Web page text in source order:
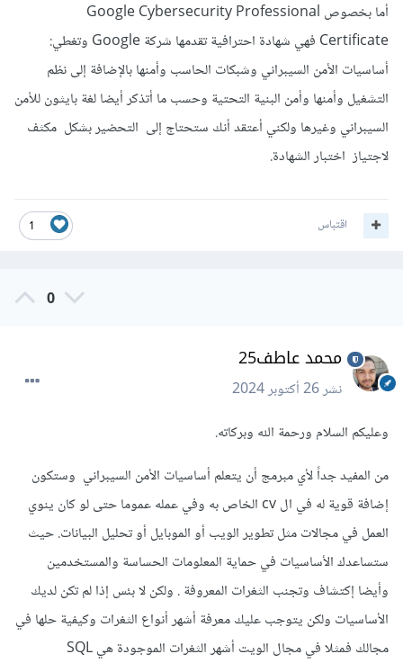
أما بخصوص Google Cybersecurity Professional
Certificate فهي شهادة احترافية تقدمها شركة Google وتغطي:
أساسيات الأمن السيبراني وشبكات الحاسب وأمنها بالإضافة إلى نظم
التشغيل وأمنها وأمن البنية التحتية وحسب ما أتذكر أيضا لغة بايثون للأمن
السيبراني وغيرها ولكني أعتقد أنك ستحتاج إلى التحضير بشكل مكثف
لاجتياز اختبار الشهادة.
1 اقتباس
0
محمد عاطف25
نشر26 أكتوبر 2024
وعليكم السلام ورحمة الله وبركاته.
من المفيد جداً لأي مبرمج أن يتعلم أساسيات الأمن السيبراني وستكون
إضافة قوية له في ال cv الخاص به وفي عمله عموما حتى لو كان ينوي
العمل في مجالات مثل تطوير الويب أو الموبايل أو تحليل البيانات. حيث
ستساعدك الأساسيات في حماية المعلومات الحساسة والمستخدمين
وأيضا إكتشاف وتجنب الثغرات المعروفة . ولكن لا بئس إذا لم تكن لديك
الأساسيات ولكن يتوجب عليك معرفة أشهر أنواع الثغرات وكيفية حلها في
مجالك فمثلا في مجال الويت أشهر الثغرات الموجودة هي SQL